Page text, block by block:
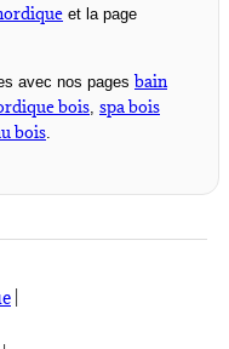
et la page
avec nos pages bain
bois spa bois
bois